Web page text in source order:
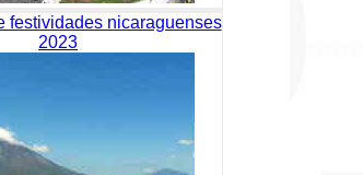
festividades nicaraguenses
2023